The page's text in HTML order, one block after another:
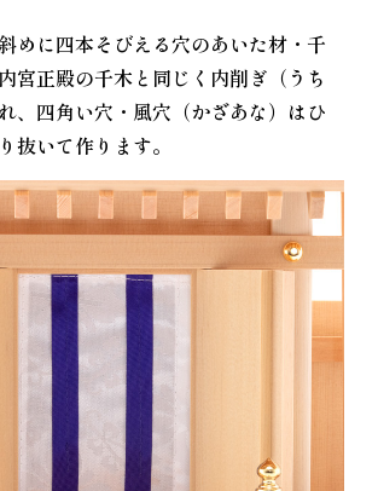
めに四本そびえる穴のあいた材・千
宮正殿の千木と同じく内削ぎ（うち
、四角い穴・風穴（かざあな）はひ
抜いて作ります。